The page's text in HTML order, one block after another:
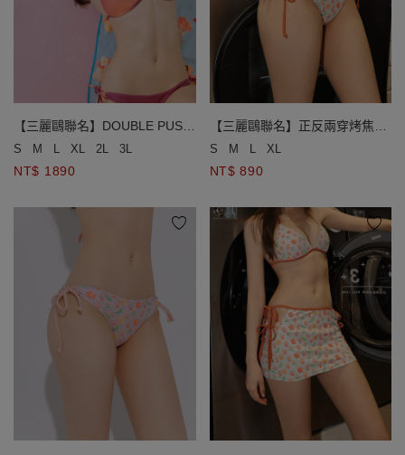
【三麗鷗聯名】DOUBLE PUSH
漸層變色單綁帶比基尼
S M L XL 2L 3L
NT$ 1890
【三麗鷗聯名】正反兩穿烤焦版
KITTY滿版印花低腰側綁帶泳褲
S M L XL
NT$ 890